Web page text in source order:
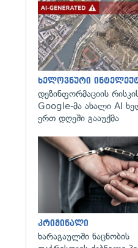
ხელოვნური
დეზინფორმაციის
Google-მა ახალი AI
ერთ დღეში გააუქმა
კრიმინალი
ხარაგაულში ნაცნობის